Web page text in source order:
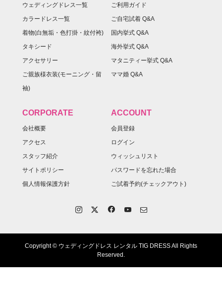
ウェディングドレス一覧
カラードレス一覧
着物(白無垢・色打掛・紋付袴)
タキシード
アクセサリー
ご親族様衣装(モーニング・留
袖)
ご利用ガイド
ご自宅試着 Q&A
国内挙式 Q&A
海外挙式 Q&A
マタニティー挙式 Q&A
ママ婚 Q&A
CORPORATE
会社概要
アクセス
スタッフ紹介
サイトポリシー
個人情報保護方針
ACCOUNT
会員登録
ログイン
ウィッシュリスト
パスワードを忘れた場合
ご試着予約(チェックアウト)
Copyright © ウェディングドレス レンタル TIG DRESS All Rights
Reserved.